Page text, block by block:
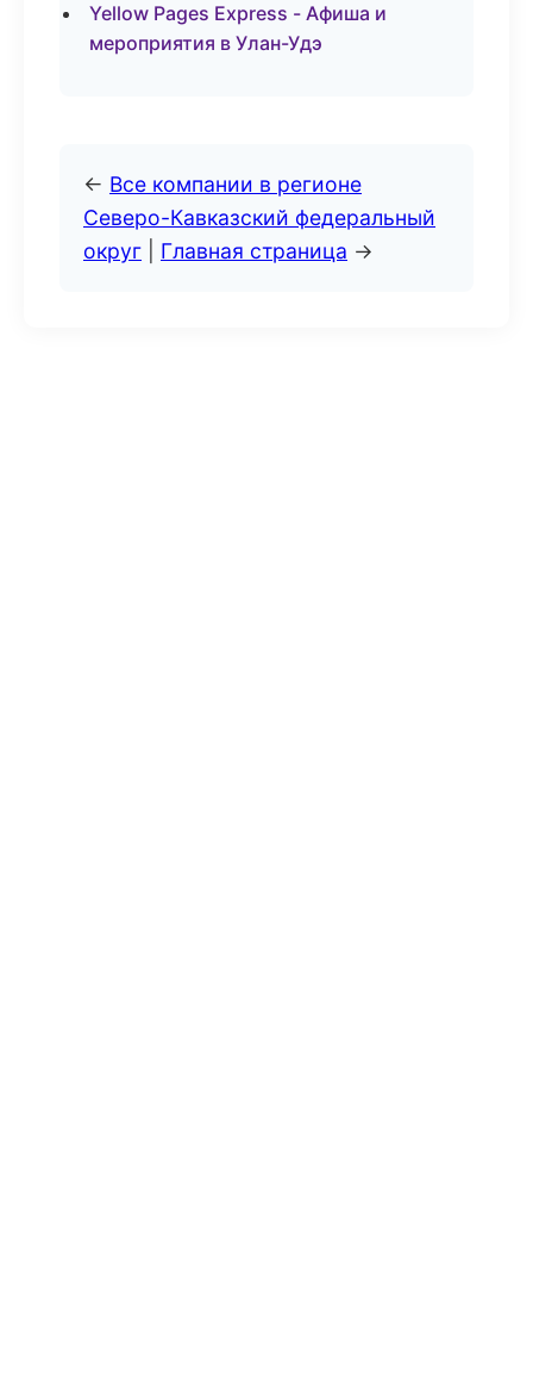
Yellow Pages Express - Афиша и
мероприятия в Улан-Удэ
← Все компании в регионе
Северо-Кавказский федеральный
округ
Главная страница →